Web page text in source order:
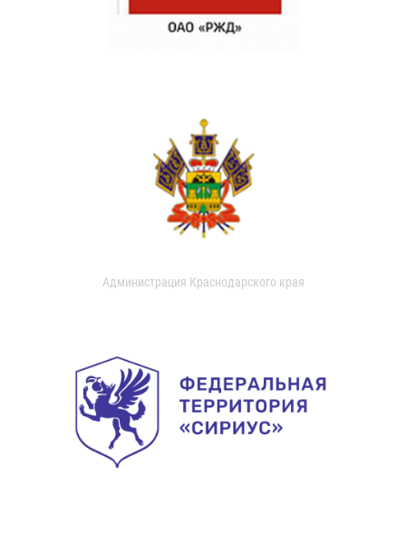
Администрация Краснодарского края